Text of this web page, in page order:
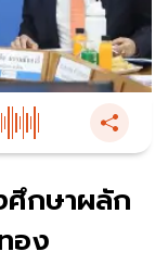
กษาผลัก
อง